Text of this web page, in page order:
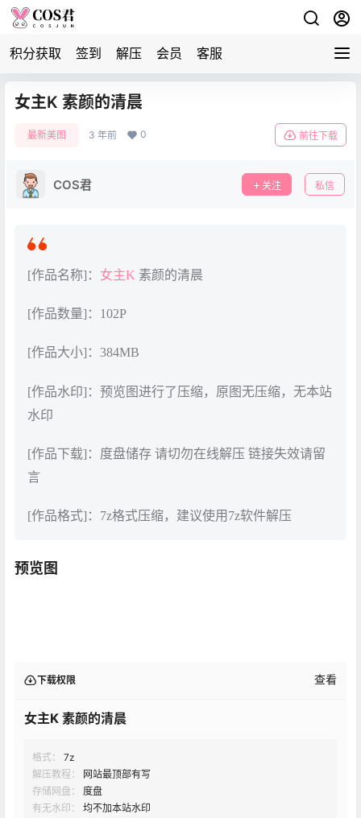
积分获取 签到 解压 会员 客服
女主K 素颜的清晨
最新美图 3 年前 0 前往下载
COS君 关注 私信
[作品名称]： 女主K 素颜的清晨
[作品数量]：102P
[作品大小]：384MB
[作品水印]：预览图进行了压缩，原图无压缩，无本站
水印
[作品下载]：度盘储存 请切勿在线解压 链接失效请留
言
[作品格式]：7z格式压缩，建议使用7z软件解压
预览图
下载权限 查看
女主K 素颜的清晨
格式：
7z
解压教程：
网站最顶部有写
存储网盘：
度盘
有无水印：
均不加本站水印